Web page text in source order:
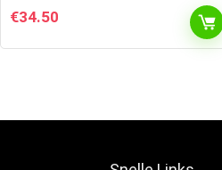
€34.50